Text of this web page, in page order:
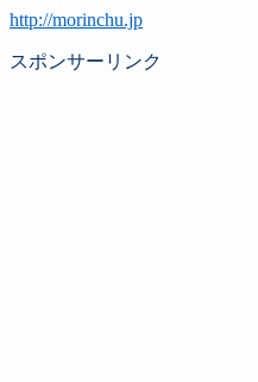
http://morinchu.jp
スポンサーリンク